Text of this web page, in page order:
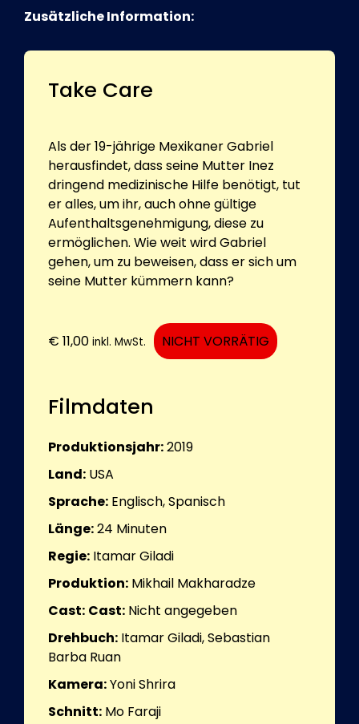
Zusätzliche Information:
Take Care
Als der 19-jährige Mexikaner Gabriel
herausfindet, dass seine Mutter Inez
dringend medizinische Hilfe benötigt, tut
er alles, um ihr, auch ohne gültige
Aufenthaltsgenehmigung, diese zu
ermöglichen. Wie weit wird Gabriel
gehen, um zu beweisen, dass er sich um
seine Mutter kümmern kann?
€ 11,00 inkl. MwSt. NICHT VORRÄTIG
Filmdaten
Produktionsjahr:2019
Land: USA
Sprache: Englisch, Spanisch
Länge:24 Minuten
Regie: Itamar Giladi
Produktion: Mikhail Makharadze
Cast: Cast: Nicht angegeben
Drehbuch: Itamar Giladi, Sebastian
Barba Ruan
Kamera:Yoni Shrira
Schnitt: Mo Faraji